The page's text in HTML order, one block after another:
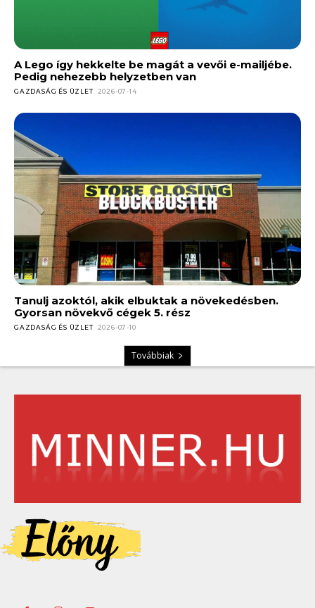
A Lego így hekkelte be magát a vevői e-mailjébe.
Pedig nehezebb helyzetben van
GAZDASÁG ÉS ÜZLET 2026-07-14
Tanulj azoktól, akik elbuktak a növekedésben.
Gyorsan növekvő cégek 5. rész
GAZDASÁG ÉS ÜZLET 2026-07-10
Továbbiak